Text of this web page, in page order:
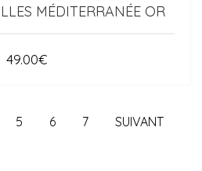
MÉDITERRANÉE OR
49.00€
5 6 7 SUIVANT